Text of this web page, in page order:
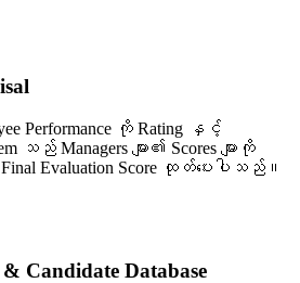
Performance ကို Rating နှင့်
သည် Managers များ၏ Scores များကို
Evaluation Score ထုတ်ပေးပါသည်။
Candidate Database